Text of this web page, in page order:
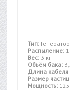
Тип:
Распыление:
Вес: 3 кг
Объём бака:
Длина кабеля
Размер
Мощность: